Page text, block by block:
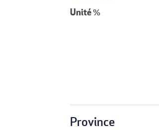
Unité%
Province